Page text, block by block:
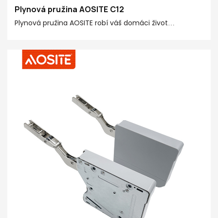
Plynová pružina AOSITE C12
Plynová pružina AOSITE robí váš domáci život
starostlivo vyrobená z prémiovej ocele, POM a 20#
dokončovacej rúrky, ktorá poskytuje silnú podpornú silu
pohybu nahor je otváranie skriniek jednoduché.
Konštrukcia hydraulického pohybu nadol zabraňuje
potenciálnym bezpečnostným rizikám. Má špeciálne
navrhnutú funkciu zotrvania, ktorá vám umožňuje
zastaviť výklopné dvierka v akomkoľvek uhle podľa
vašich potrieb.